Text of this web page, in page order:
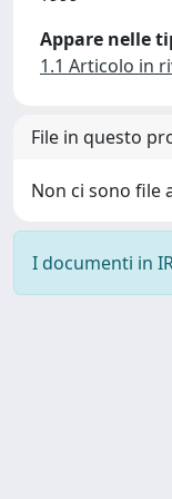
Appare nelle
1.1 Articolo in
File in questo
Non ci sono file
I documenti in